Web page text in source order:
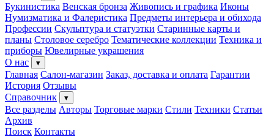
Букинистика Венская бронза Живопись и графика Иконы
Нумизматика и Фалеристика Предметы интерьера и обихода
Профессии Скульптура и статуэтки Старинные карты и
планы Столовое серебро Тематические коллекции Техника и
приборы Ювелирные украшения
О нас
▾
Главная Салон-магазин Заказ, доставка и оплата Гарантии
История Отзывы
Справочник
▾
Все разделы Авторы Торговые марки Стили Техники Статьи
Архив
Поиск Контакты